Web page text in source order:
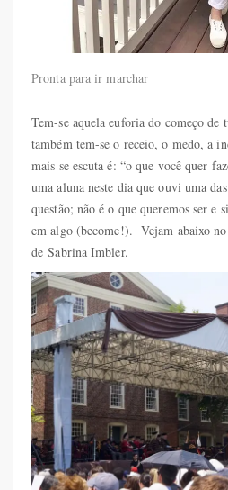
Pronta para ir marchar
Tem-se aquela euforia do começo de
também tem-se o receio, o medo, a
mais se escuta é: “o que você quer
uma aluna neste dia que ouvi uma
questão; não é o que queremos ser e
em algo (become!). Vejam abaixo
de Sabrina Imbler.